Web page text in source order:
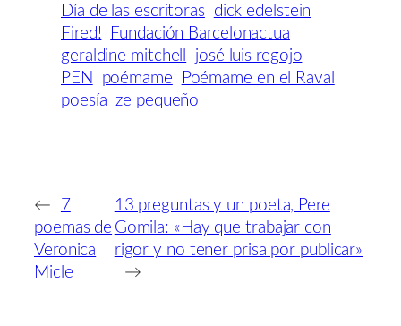
Día de las escritoras
dick edelstein
Fired!
Fundación Barcelonactua
geraldine mitchell
josé luis regojo
PEN
poémame
Poémame en el Raval
poesía ze pequeño
←
7
poemas de
Veronica
Micle
13 preguntas y un poeta, Pere
Gomila: «Hay que trabajar con
rigor y no tener prisa por publicar»
→